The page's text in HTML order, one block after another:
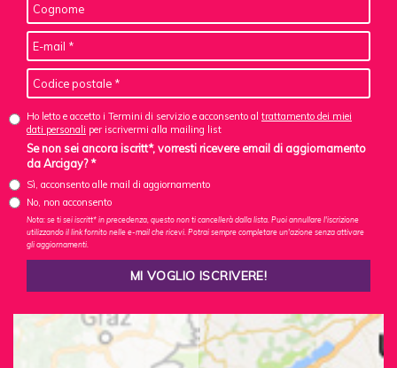
Ho letto e accetto i Termini di servizio e acconsento al trattamento dei miei
dati personali per iscrivermi alla mailing list
Se non sei ancora iscritt*, vorresti ricevere email di aggiornamento
da Arcigay? *
Sì, acconsento alle mail di aggiornamento
No, non acconsento
Nota: se ti sei iscritt* in precedenza, questo non ti cancellerà dalla lista. Puoi annullare l'iscrizione
utilizzando il link fornito nelle e-mail che ricevi. Potrai sempre completare un'azione senza attivare
gli aggiornamenti.